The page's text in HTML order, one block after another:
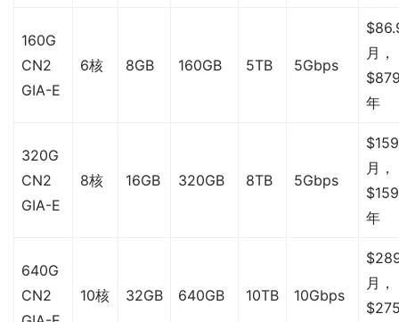
160G
CN2
GIA-E
6核 8GB 160GB 5TB 5Gbps
月，
年
320G
CN2
GIA-E
8核 16GB 320GB 8TB 5Gbps
月，
年
640G
CN2
10核 32GB 640GB 10TB 10Gbps
月，